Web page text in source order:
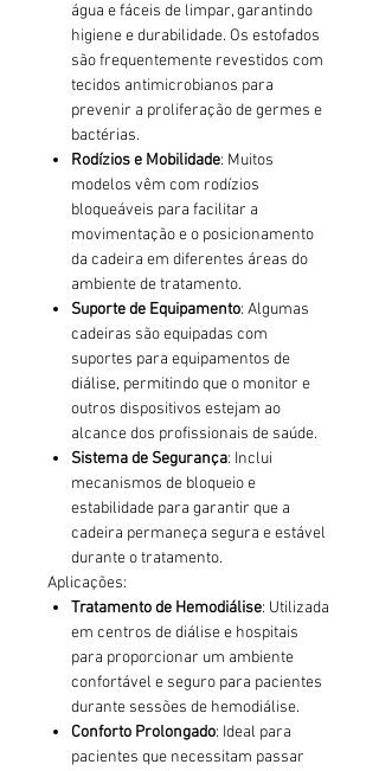
água e fáceis de limpar, garantindo
higiene e durabilidade. Os estofados
são frequentemente revestidos com
tecidos antimicrobianos para
prevenir a proliferação de germes e
bactérias.
Rodízios e Mobilidade: Muitos
modelos vêm com rodízios
bloqueáveis para facilitar a
movimentação e o posicionamento
da cadeira em diferentes áreas do
ambiente de tratamento.
Suporte de Equipamento: Algumas
cadeiras são equipadas com
suportes para equipamentos de
diálise, permitindo que o monitor e
outros dispositivos estejam ao
alcance dos profissionais de saúde.
Sistema de Segurança: Inclui
mecanismos de bloqueio e
estabilidade para garantir que a
cadeira permaneça segura e estável
durante o tratamento.
Aplicações:
Tratamento de Hemodiálise: Utilizada
em centros de diálise e hospitais
para proporcionar um ambiente
confortável e seguro para pacientes
durante sessões de hemodiálise.
Conforto Prolongado: Ideal para
pacientes que necessitam passar